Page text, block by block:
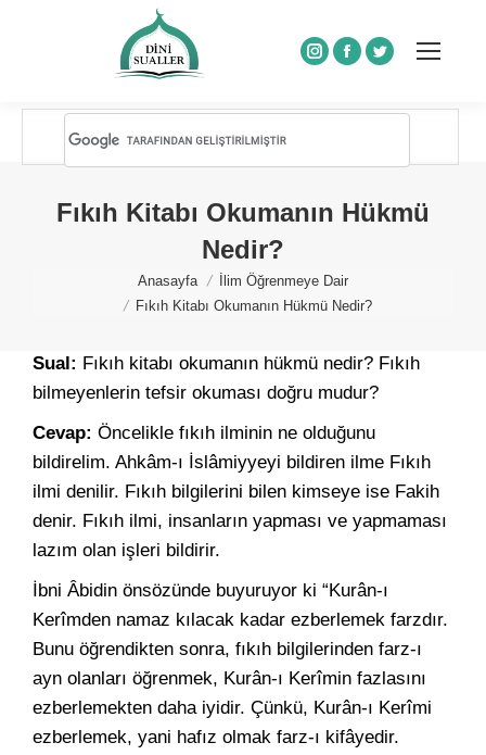
Instagram
Facebook
Twitter
Fıkıh Kitabı Okumanın Hükmü
Nedir?
You are here:Anasayfa
İlim Öğrenmeye Dair
Fıkıh Kitabı Okumanın Hükmü Nedir?
Sual: Fıkıh kitabı okumanın hükmü nedir? Fıkıh
bilmeyenlerin tefsir okuması doğru mudur?
Cevap: Öncelikle fıkıh ilminin ne olduğunu
bildirelim. Ahkâm-ı İslâmiyyeyi bildiren ilme Fıkıh
ilmi denilir. Fıkıh bilgilerini bilen kimseye ise Fakih
denir. Fıkıh ilmi, insanların yapması ve yapmaması
lazım olan işleri bildirir.
İbni Âbidin önsözünde buyuruyor ki “Kurân-ı
Kerîmden namaz kılacak kadar ezberlemek farzdır.
Bunu öğrendikten sonra, fıkıh bilgilerinden farz-ı
ayn olanları öğrenmek, Kurân-ı Kerîmin fazlasını
ezberlemekten daha iyidir. Çünkü, Kurân-ı Kerîmi
ezberlemek, yani hafız olmak farz-ı kifâyedir.